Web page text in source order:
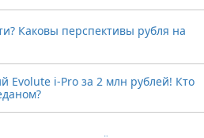
Каковы перспективы рубля на
Evolute i-Pro за 2 млн рублей! Кто